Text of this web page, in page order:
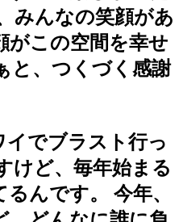
みんなの笑顔があ
がこの空間を幸せ
と、つくづく感謝
イでブラスト行っ
けど、毎年始まる
んです。 今年、